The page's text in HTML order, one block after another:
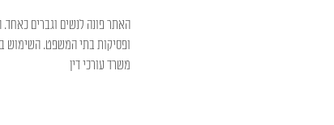
האתר פונה לנשים וגברים
ופסיקות בתי המשפט. השימוש
משרד עורכי דין